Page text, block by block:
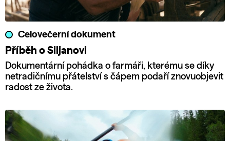
Celovečerní dokument
Příběh o Siljanovi
Dokumentární pohádka o farmáři, kterému se díky
netradičnímu přátelství s čápem podaří znovuobjevit
radost ze života.